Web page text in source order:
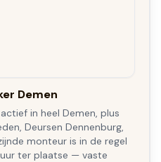
Demen
in heel Demen, plus
Deursen Dennenburg,
monteur is in de regel
ter plaatse — vaste